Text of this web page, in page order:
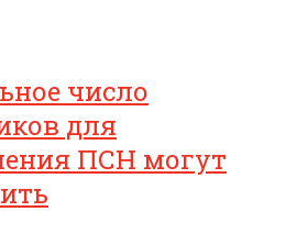
число
для
ПСН могут